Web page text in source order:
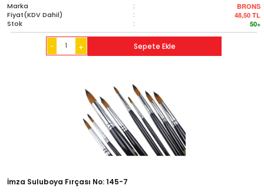
Marka
: BRONS
Fiyat(KDV Dahil) : 48,50 TL
Stok : 50+
- + Sepete Ekle
İmza Suluboya Fırçası No: 145-7